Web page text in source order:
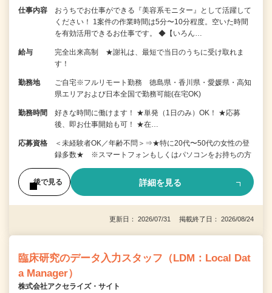
仕事内容
おうちでお仕事ができる『美容系モニター』として活躍して
ください！ 1案件の作業時間は5分〜10分程度。空いた時間
を有効活用できるお仕事です。 ◆【いろん…
給与
完全出来高制 ★謝礼は、最短で当日のうちに受け取れま
す！
勤務地
ご自宅※フルリモート勤務 徳島県・香川県・愛媛県・高知
県エリアおよび日本全国で勤務可能(在宅OK)
勤務時間
好きな時間に働けます！ ★単発（1日のみ）OK！ ★応募
後、即お仕事開始も可！ ★在…
応募資格
＜未経験者OK／年齢不問＞⇒★特に20代〜50代の女性の登
録多数★ ※スマートフォンもしくはパソコンをお持ちの方
後で見る 詳細を見る
更新日： 2026/07/31 掲載終了日： 2026/08/24
臨床研究のデータ入力スタッフ（LDM：Local Dat
a Manager）
株式会社アクセライズ・サイト